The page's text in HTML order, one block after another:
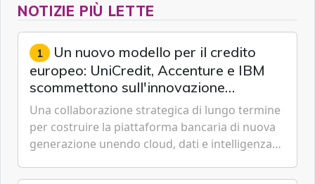
NOTIZIE PIÙ LETTE
1 Un nuovo modello per il credito
europeo: UniCredit, Accenture e IBM
scommettono sull'innovazione
tecnologica
Una collaborazione strategica di lungo termine
per costruire la piattaforma bancaria di nuova
generazione unendo cloud, dati e intelligenza